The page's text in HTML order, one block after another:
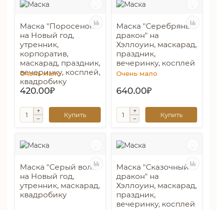
Маска "Поросенок"
на Новый год,
утренник,
корпоратив,
маскарад, праздник,
вечеринку, косплей,
квадробику
Очень мало
420.00₽
Купить
Маска "Серебряный
дракон" на
Хэллоуин, маскарад,
праздник,
вечеринку, косплей
Очень мало
640.00₽
Купить
Маска "Серый волк"
на Новый год,
утренник, маскарад,
квадробику
Маска "Сказочный
дракон" на
Хэллоуин, маскарад,
праздник,
вечеринку, косплей